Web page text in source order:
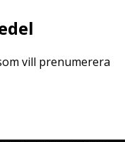
vill prenumerera